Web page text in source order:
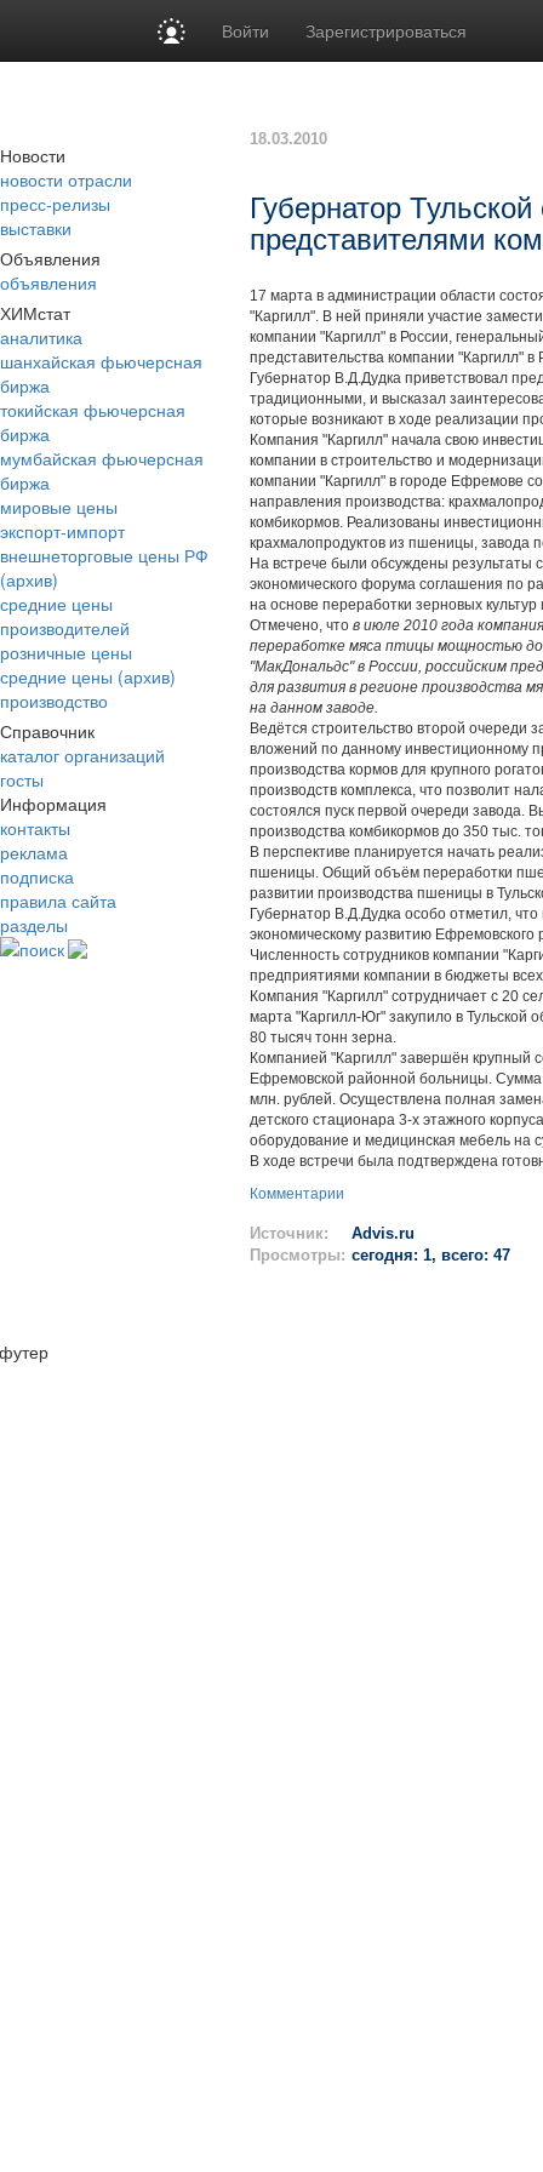
Войти Зарегистрироваться
Новости
новости отрасли
пресс-релизы
выставки
Объявления
объявления
ХИМстат
аналитика
шанхайская фьючерсная
биржа
токийская фьючерсная
биржа
мумбайская фьючерсная
биржа
мировые цены
экспорт-импорт
внешнеторговые цены РФ
(архив)
средние цены
производителей
розничные цены
средние цены (архив)
производство
Справочник
каталог организаций
госты
Информация
контакты
реклама
подписка
правила сайта
разделы
поиск
18.03.2010
Губернатор
представителями
17 марта в администрации области
"Каргилл". В ней приняли участие
компании "Каргилл" в России,
представительства компании "Каргилл"
Губернатор В.Д.Дудка приветствовал
традиционными, и высказал
которые возникают в ходе реализации
Компания "Каргилл" начала свою
компании в строительство и
компании "Каргилл" в городе Ефремове
направления производства:
комбикормов. Реализованы
крахмалопродуктов из пшеницы, завода
На встрече были обсуждены результаты
экономического форума соглашения по
на основе переработки зерновых
Отмечено, что в июле 2010 года
переработке мяса птицы мощностью
"МакДональдс" в России, российским
для развития в регионе производства
на данном заводе.
Ведётся строительство второй очереди
вложений по данному инвестиционному
производства кормов для крупного
производств комплекса, что позволит
состоялся пуск первой очереди завода.
производства комбикормов до 350 тыс.
В перспективе планируется начать
пшеницы. Общий объём переработки
развитии производства пшеницы в
Губернатор В.Д.Дудка особо отметил,
экономическому развитию Ефремовского
Численность сотрудников компании
предприятиями компании в бюджеты
Компания "Каргилл" сотрудничает с 20
марта "Каргилл-Юг" закупило в Тульской
80 тысяч тонн зерна.
Компанией "Каргилл" завершён крупный
Ефремовской районной больницы.
млн. рублей. Осуществлена полная
детского стационара 3-х этажного
оборудование и медицинская мебель на
В ходе встречи была подтверждена
Комментарии
Источник:
Advis.ru
Просмотры: сегодня: 1, всего: 47
футер